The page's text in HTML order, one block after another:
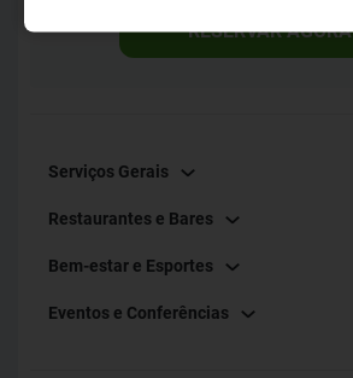
RESERVAR AGORA
Serviços Gerais
Restaurantes e Bares
Bem-estar e Esportes
Eventos e Conferências